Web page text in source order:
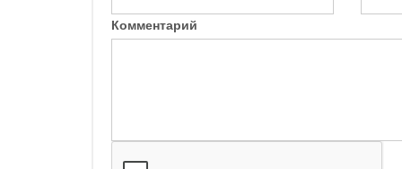
Комментарий